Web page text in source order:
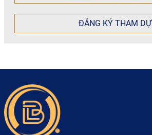
ĐĂNG KÝ THAM DỰ